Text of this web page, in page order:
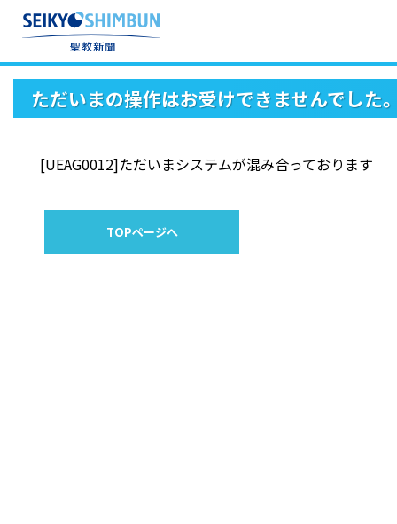
ただいまの操作はお受けできませんでした
[UEAG0012]ただいまシステムが混み合っております
TOPページへ